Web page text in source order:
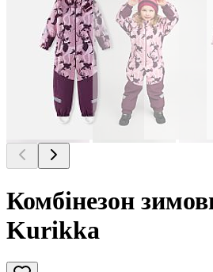
Комбінезон
Kurikka